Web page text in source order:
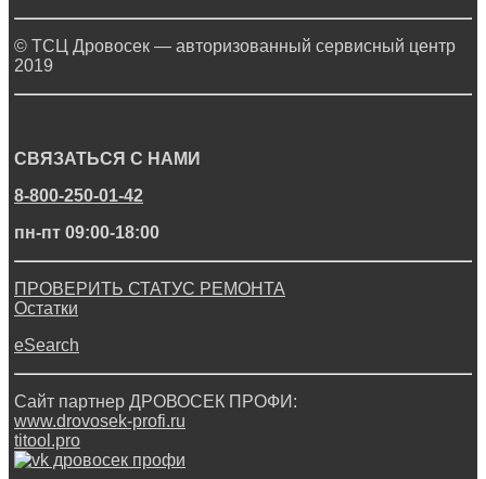
© ТСЦ Дровосек — авторизованный сервисный центр
2019
СВЯЗАТЬСЯ С НАМИ
8-800-250-01-42
пн-пт 09:00-18:00
ПРОВЕРИТЬ СТАТУС РЕМОНТА
Остатки
eSearch
Сайт партнер ДРОВОСЕК ПРОФИ:
www.drovosek-profi.ru
titool.pro